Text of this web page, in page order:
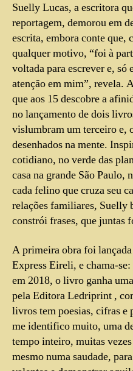
Suelly Lucas, a escritora
reportagem, demorou em
escrita, embora conte que,
qualquer motivo, “foi à
voltada para escrever e, só
atenção em mim”, revela.
que aos 15 descobre a
no lançamento de dois
vislumbram um terceiro e,
desenhados na mente.
cotidiano, no verde das
casa na grande São Paulo,
cada felino que cruza seu
relações familiares, Suelly
constrói frases, que juntas
A primeira obra foi
Express Eireli, e chama-
em 2018, o livro ganha
pela Editora Ledriprint ,
livros tem poesias, cifras e
me identifico muito, uma
tempo inteiro, muitas
mesmo numa saudade,